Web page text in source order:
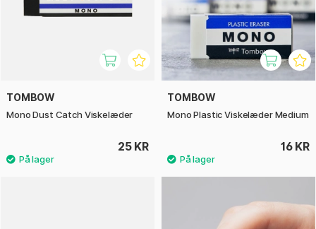
TOMBOW
Mono Dust Catch Viskelæder
25 KR
TOMBOW
Mono Plastic Viskelæder Medium
16 KR